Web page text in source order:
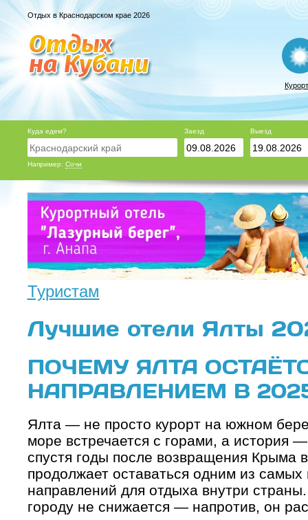
Отдых в Краснодарском крае 2026
Куда едем?
Например: Сочи
Заезд Выезд
Туристам
Лучшие отели Ялты
ПОЧЕМУ ЯЛТА
НАПРАВЛЕНИЕМ В
Ялта — не просто курорт на южном
море встречается с горами, а история
спустя годы после возвращения Крыма
продолжает оставаться одним из
направлений для отдыха внутри
городу не снижается — напротив, он